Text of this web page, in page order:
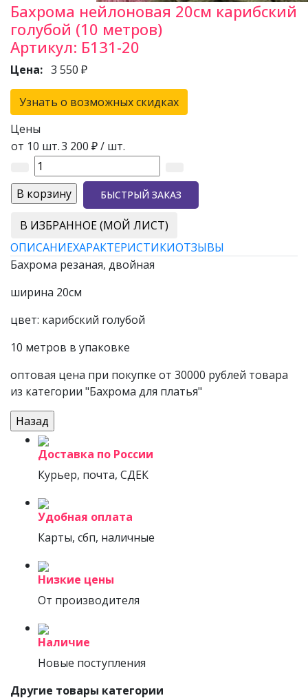
Бахрома нейлоновая 20см карибский
голубой (10 метров)
Артикул: Б131-20
Цена: 3 550 ₽
Узнать о возможных скидках
Цены
от 10 шт.3 200 ₽/ шт.
БЫСТРЫЙ ЗАКАЗ
В ИЗБРАННОЕ (МОЙ ЛИСТ)
ОПИСАНИЕХАРАКТЕРИСТИКИОТЗЫВЫ
Бахрома резаная, двойная
ширина 20см
цвет: карибский голубой
10 метров в упаковке
оптовая цена при покупке от 30000 рублей товара
из категории "Бахрома для платья"
Доставка по России
Курьер, почта, СДЕК
Удобная оплата
Карты, сбп, наличные
Низкие цены
От производителя
Наличие
Новые поступления
Другие товары категории